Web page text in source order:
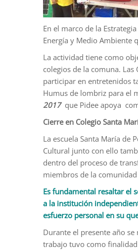
En el marco de la
Energía y Medio Ambiente
La actividad tiene como
colegios de la comuna.
participar en entretenidos
Humus de lombriz para el
2017 que Pidee apoya
Cierre en Colegio Santa
La escuela Santa María de
Cultural junto con ello
dentro del proceso de
miembros de la
Es fundamental resaltar el
a la institución
esfuerzo personal en su
Durante el presente año
trabajo tuvo como